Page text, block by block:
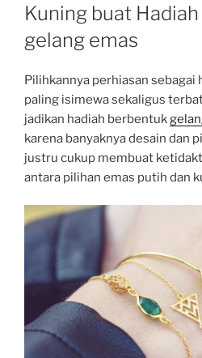
Kuning buat
gelang emas
Pilihkannya perhiasan sebagai
paling isimewa sekaligus
jadikan hadiah berbentuk
karena banyaknya desain dan
justru cukup membuat
antara pilihan emas putih dan